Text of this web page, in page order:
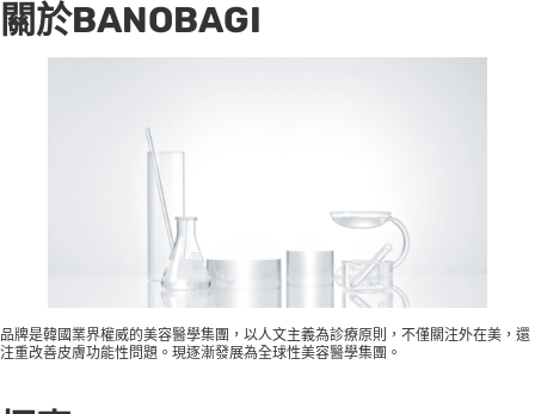
關於BANOBAGI
品牌是韓國業界權威的美容醫學集團，以人文主義為診療原則，不僅關注外在美，還
注重改善皮膚功能性問題。現逐漸發展為全球性美容醫學集團。